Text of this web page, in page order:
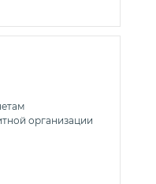
организации